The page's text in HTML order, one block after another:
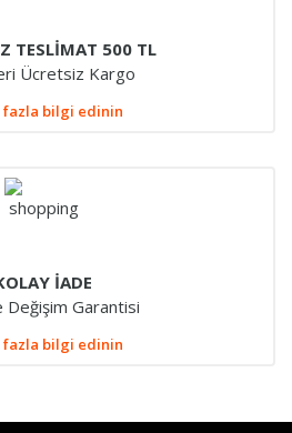
TESLİMAT 500 TL
Ücretsiz Kargo
fazla bilgi edinin
İADE
Değişim Garantisi
fazla bilgi edinin